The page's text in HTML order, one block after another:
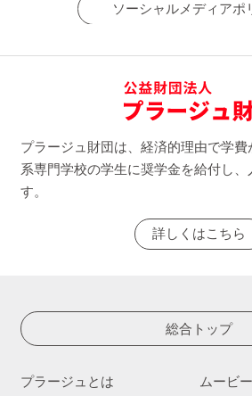
ソーシャルメディアポ
プラージュ財団は、経済的理由で学
系専門学校の学生に奨学金を給付し、
す。
詳しくはこちら
総合トップ
プラージュとは ムービ